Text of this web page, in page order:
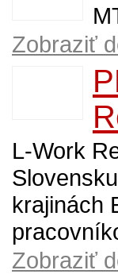
Zobraziť
L-Work
krajinách
Zobraziť